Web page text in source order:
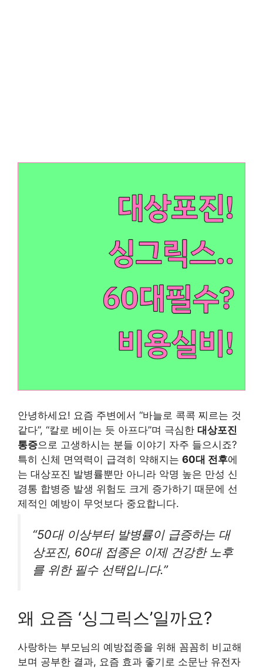
안녕하세요! 요즘 주변에서 “바늘로 콕콕 찌르는 것
같다”, “칼로 베이는 듯 아프다”며 극심한 대상포진
통증으로 고생하시는 분들 이야기 자주 들으시죠?
특히 신체 면역력이 급격히 약해지는 60대 전후에
는 대상포진 발병률뿐만 아니라 악명 높은 만성 신
경통 합병증 발생 위험도 크게 증가하기 때문에 선
제적인 예방이 무엇보다 중요합니다.
“50대 이상부터 발병률이 급증하는 대
상포진, 60대 접종은 이제 건강한 노후
를 위한 필수 선택입니다.”
왜 요즘 ‘싱그릭스’일까요?
사랑하는 부모님의 예방접종을 위해 꼼꼼히 비교해
보며 공부한 결과, 요즘 효과 좋기로 소문난 유전자